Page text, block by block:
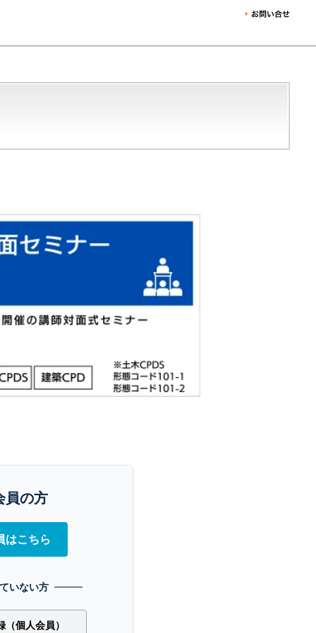
員の方
はこちら
いない方
個人会員）